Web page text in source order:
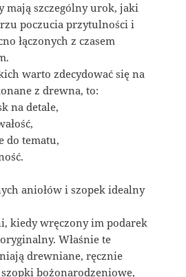
mają szczególny urok, jaki
poczucia przytulności i
łączonych z czasem
warto zdecydować się na
z drewna, to:
na detale,
do tematu,
aniołów i szopek idealny
kiedy wręczony im podarek
Właśnie te
drewniane, ręcznie
bożonarodzeniowe,